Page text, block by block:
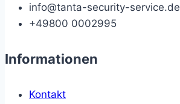
info@tanta-security-service.de
+49800 0002995
Informationen
Kontakt